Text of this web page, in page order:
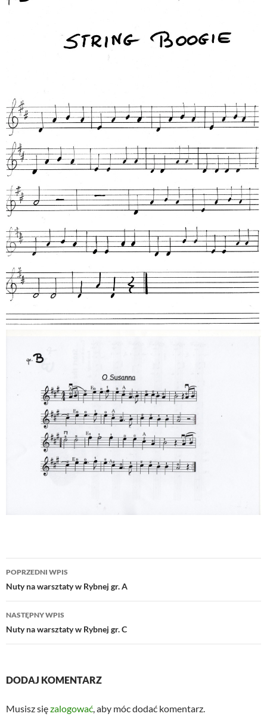
Nawigacja
wpisu
POPRZEDNI WPIS
Nuty na warsztaty w Rybnej gr. A
NASTĘPNY WPIS
Nuty na warsztaty w Rybnej gr. C
DODAJ KOMENTARZ
Musisz sięzalogować, aby móc dodać komentarz.